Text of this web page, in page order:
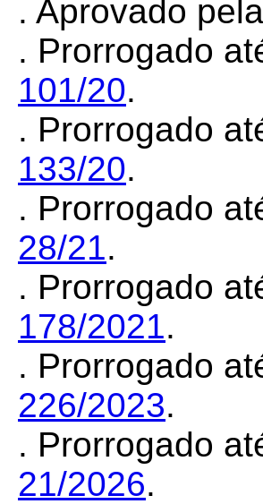
. Aprovado
. Prorrogado
101/20.
. Prorrogado
133/20.
. Prorrogado
28/21.
. Prorrogado
178/2021.
. Prorrogado
226/2023.
. Prorrogado
21/2026.